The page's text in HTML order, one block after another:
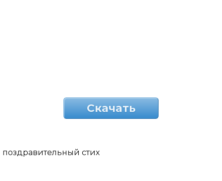
Скачать
поздравительный стих